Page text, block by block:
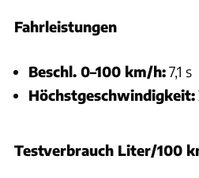
Fahrleistungen
Beschl. 0–100 km/h:7,1 s
Höchstgeschwindigkeit:
Testverbrauch Liter/100